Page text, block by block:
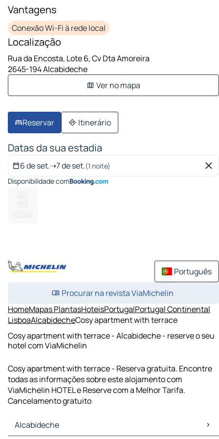
Vantagens
Conexão Wi-Fi à rede local
Localização
Rua da Encosta, Lote 6, Cv Dta Amoreira
2645-194 Alcabideche
Ver no mapa
Reservar Itinerário
Datas da sua estadia
6 de set.➝7 de set.(1 noite)
Disponibilidade com
Português
Procurar na revista ViaMichelin
HomeMapas PlantasHoteisPortugalPortugal Continental
LisboaAlcabidecheCosy apartment with terrace
Cosy apartment with terrace - Alcabideche - reserve o seu
hotel com ViaMichelin
Cosy apartment with terrace - Reserva gratuita. Encontre
todas as informações sobre este alojamento com
ViaMichelin HOTEL e Reserve com a Melhor Tarifa.
Cancelamento gratuito
Alcabideche